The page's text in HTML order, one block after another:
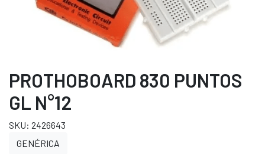
PROTHOBOARD 830 PUNTOS
GL N°12
SKU: 2426643
GENÉRICA